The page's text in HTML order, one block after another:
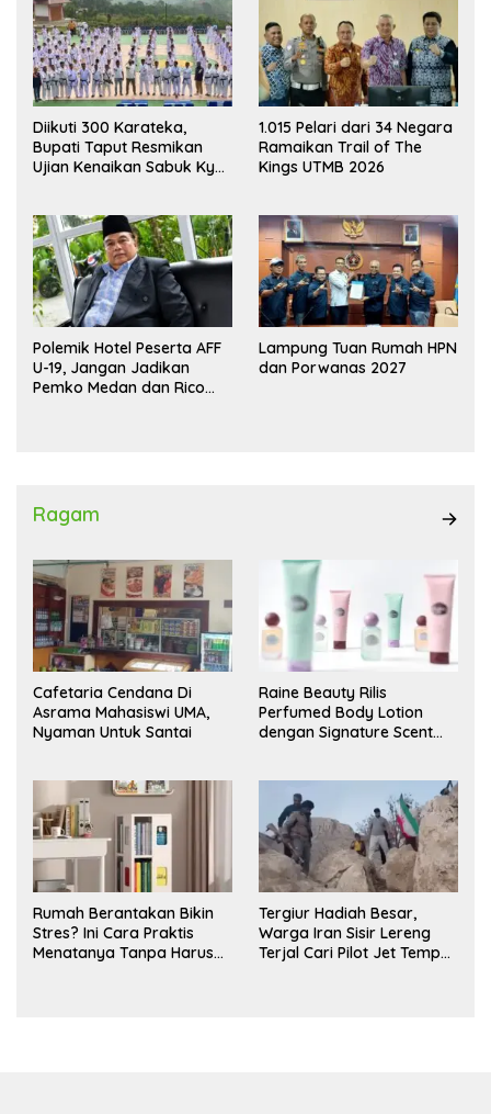
Diikuti 300 Karateka,
Bupati Taput Resmikan
Ujian Kenaikan Sabuk Kyu
1.015 Pelari dari 34 Negara
Ramaikan Trail of The
Kings UTMB 2026
Polemik Hotel Peserta AFF
U-19, Jangan Jadikan
Pemko Medan dan Rico
Lampung Tuan Rumah HPN
dan Porwanas 2027
Ragam
Cafetaria Cendana Di
Asrama Mahasiswi UMA,
Nyaman Untuk Santai
Raine Beauty Rilis
Perfumed Body Lotion
dengan Signature Scent
Rumah Berantakan Bikin
Stres? Ini Cara Praktis
Menatanya Tanpa Harus
Tergiur Hadiah Besar,
Warga Iran Sisir Lereng
Terjal Cari Pilot Jet Tempur